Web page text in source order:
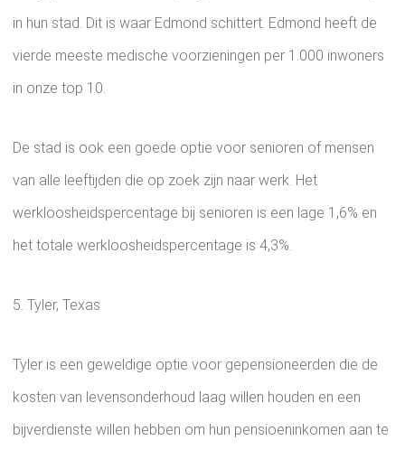
in hun stad. Dit is waar Edmond schittert. Edmond heeft de
vierde meeste medische voorzieningen per 1.000 inwoners
in onze top 10.
De stad is ook een goede optie voor senioren of mensen
van alle leeftijden die op zoek zijn naar werk. Het
werkloosheidspercentage bij senioren is een lage 1,6% en
het totale werkloosheidspercentage is 4,3%.
5. Tyler, Texas
Tyler is een geweldige optie voor gepensioneerden die de
kosten van levensonderhoud laag willen houden en een
bijverdienste willen hebben om hun pensioeninkomen aan te